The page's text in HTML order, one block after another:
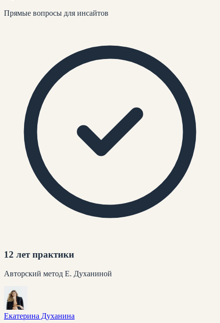
Прямые вопросы для инсайтов
12 лет практики
Авторский метод Е. Духаниной
Екатерина Духанина